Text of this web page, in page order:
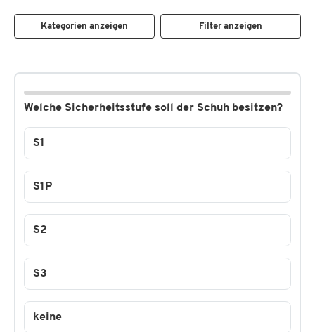
Kategorien anzeigen Filter anzeigen
Welche Sicherheitsstufe soll der Schuh besitzen?
S1
S1P
S2
S3
keine